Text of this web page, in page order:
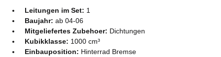
Leitungen im Set: 1
Baujahr: ab 04-06
Mitgeliefertes Zubehoer: Dichtungen
Kubikklasse: 1000 cm³
Einbauposition: Hinterrad Bremse